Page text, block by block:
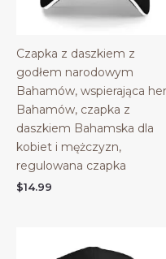
Czapka z daszkiem z
godłem narodowym
Bahamów, wspierająca
Bahamów, czapka z
daszkiem Bahamska dla
kobiet i mężczyzn,
regulowana czapka
$14.99